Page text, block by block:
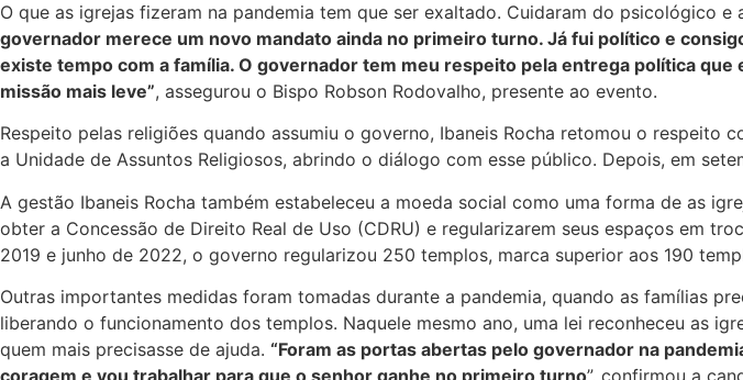
O que as igrejas fizeram na pandemia tem que ser exaltado. Cuidaram do psicológico e
governador merece um novo mandato ainda no primeiro turno. Já fui político e
existe tempo com a família. O governador tem meu respeito pela entrega política
missão mais leve”, assegurou o Bispo Robson Rodovalho, presente ao evento.
Respeito pelas religiões quando assumiu o governo, Ibaneis Rocha retomou o
a Unidade de Assuntos Religiosos, abrindo o diálogo com esse público. Depois, em
A gestão Ibaneis Rocha também estabeleceu a moeda social como uma forma de as
obter a Concessão de Direito Real de Uso (CDRU) e regularizarem seus espaços em
2019 e junho de 2022, o governo regularizou 250 templos, marca superior aos 190
Outras importantes medidas foram tomadas durante a pandemia, quando as famílias
liberando o funcionamento dos templos. Naquele mesmo ano, uma lei reconheceu as
quem mais precisasse de ajuda. “Foram as portas abertas pelo governador na